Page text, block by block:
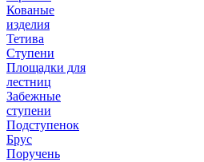
Кованые
изделия
Тетива
Ступени
Площадки для
лестниц
Забежные
ступени
Подступенок
Брус
Поручень